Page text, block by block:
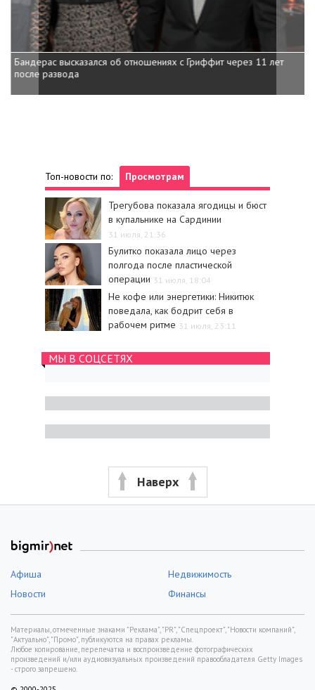
Бандерас высказался об отношениях с Гриффит через 11 лет
после развода
Топ-новости по: Просмотрам
Трегубова показала ягодицы и бюст
в купальнике на Сардинии
31 июля, 21:36
Булитко показала лицо через
полгода после пластической
операции 31 июля, 18:04
Не кофе или энергетики: Никитюк
поведала, как бодрит себя в
рабочем ритме 31 июля, 23:11
МЫ В СОЦСЕТЯХ
Наверх
Афиша
Недвижимость
Новости
Финансы
Материалы, отмеченные знаками "Реклама", "PR", "Спецпроект", "Новости компаний",
"Актуально", "Промо", публикуются на правах рекламы.
Любое копирование, перепечатка и воспроизведение фотографических
произведений и/или аудиовизуальных произведений правообладателя Getty Images
- строго запрещено.